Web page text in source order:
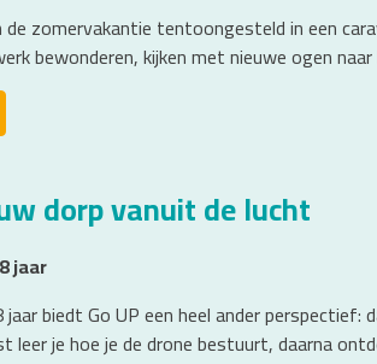
zomervakantie tentoongesteld in een
bewonderen, kijken met nieuwe ogen
dorp vanuit de lucht
jaar
biedt Go UP een heel ander
je hoe je de drone bestuurt, daarna